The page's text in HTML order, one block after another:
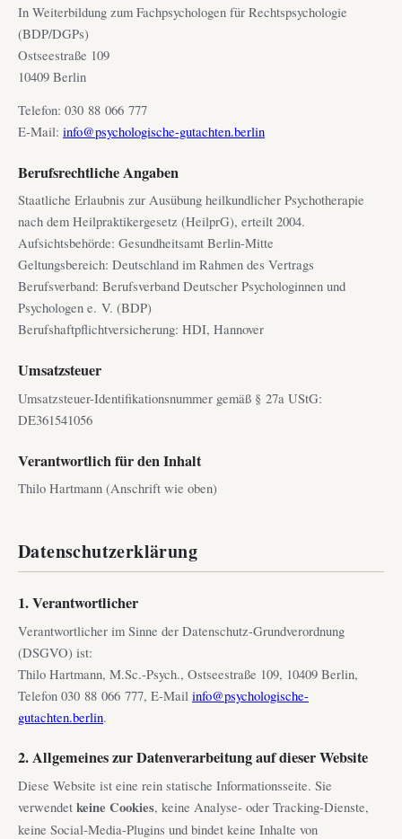
In Weiterbildung zum Fachpsychologen für Rechtspsychologie
(BDP/DGPs)
Ostseestraße 109
10409 Berlin
Telefon: 030 88 066 777
E-Mail: info@psychologische-gutachten.berlin
Berufsrechtliche Angaben
Staatliche Erlaubnis zur Ausübung heilkundlicher Psychotherapie
nach dem Heilpraktikergesetz (HeilprG), erteilt 2004.
Aufsichtsbehörde: Gesundheitsamt Berlin-Mitte
Geltungsbereich: Deutschland im Rahmen des Vertrags
Berufsverband: Berufsverband Deutscher Psychologinnen und
Psychologen e. V. (BDP)
Berufshaftpflichtversicherung: HDI, Hannover
Umsatzsteuer
Umsatzsteuer-Identifikationsnummer gemäß § 27a UStG:
DE361541056
Verantwortlich für den Inhalt
Thilo Hartmann (Anschrift wie oben)
Datenschutzerklärung
1. Verantwortlicher
Verantwortlicher im Sinne der Datenschutz-Grundverordnung
(DSGVO) ist:
Thilo Hartmann, M.Sc.-Psych., Ostseestraße 109, 10409 Berlin,
Telefon 030 88 066 777, E-Mail info@psychologische-
gutachten.berlin.
2. Allgemeines zur Datenverarbeitung auf dieser Website
Diese Website ist eine rein statische Informationsseite. Sie
verwendet keine Cookies, keine Analyse- oder Tracking-Dienste,
keine Social-Media-Plugins und bindet keine Inhalte von